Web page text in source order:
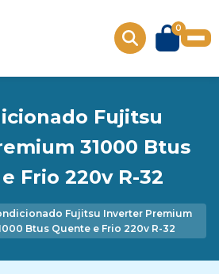
0
Fujitsu
31000 Btus
Frio 220v R-32
Fujitsu Inverter Premium
Btus Quente e Frio 220v R-32